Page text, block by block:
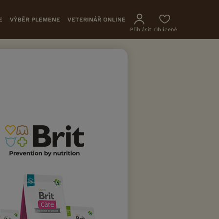
VÝBĚR PLEMENE VETERINÁŘ ONLINE
Přihlásit Oblíbené